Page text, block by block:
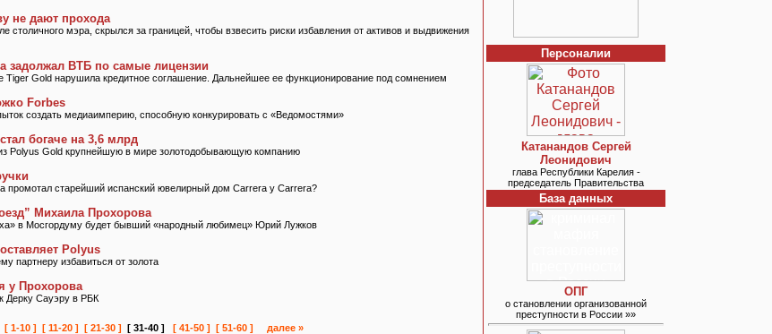
не дают прохода
столичного мэра, скрылся за границей, чтобы взвесить риски избавления от активов и выдвижения
задолжал ВТБ по самые лицензии
Gold нарушила кредитное соглашение. Дальнейшее ее функционирование под сомнением
Forbes
создать медиаимперию, способную конкурировать с «Ведомостями»
богаче на 3,6 млрд
Polyus Gold крупнейшую в мире золотодобывающую компанию
промотал старейший испанский ювелирный дом Carrera y Carrera?
Михаила Прохорова
в Мосгордуму будет бывший «народный любимец» Юрий Лужков
Polyus
партнеру избавиться от золота
у Прохорова
Дерку Сауэру в РБК
[ 1-10 ] [ 11-20 ] [ 21-30 ] [ 31-40 ] [ 41-50 ] [ 51-60 ] далее »
Персоналии
Катанандов Сергей
Леонидович
глава Республики Карелия -
председатель Правительства
База данных
ОПГ
о становлении организованной
преступности в России »»